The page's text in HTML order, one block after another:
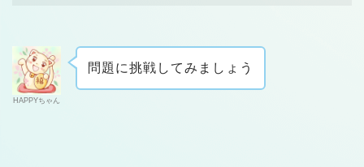
HAPPYちゃん
問題に挑戦してみましょう